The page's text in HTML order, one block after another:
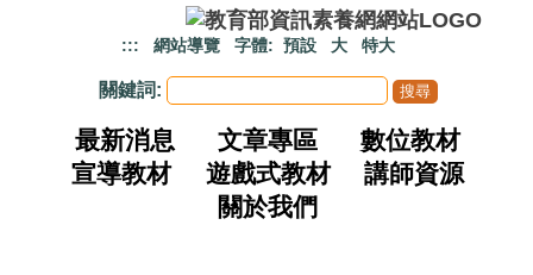
::: 網站導覽 字體: 預設 大 特大
關鍵詞:
最新消息 文章專區
數位教材
宣導教材
遊戲式教材
講師資源
關於我們